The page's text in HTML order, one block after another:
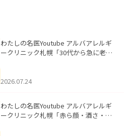
わたしの名医Youtube アルバアレルギ
ークリニック札幌「30代から急に老け
た。
2026.07.24
わたしの名医Youtube アルバアレルギ
ークリニック札幌「赤ら顔・酒さ・ニ